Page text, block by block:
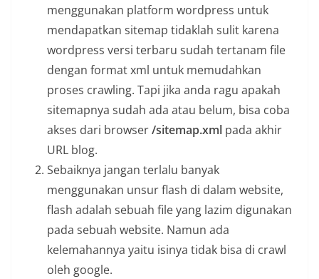
menggunakan platform wordpress untuk
mendapatkan sitemap tidaklah sulit karena
wordpress versi terbaru sudah tertanam file
dengan format xml untuk memudahkan
proses crawling. Tapi jika anda ragu apakah
sitemapnya sudah ada atau belum, bisa coba
akses dari browser/sitemap.xml pada akhir
URL blog.
Sebaiknya jangan terlalu banyak
menggunakan unsur flash di dalam website,
flash adalah sebuah file yang lazim digunakan
pada sebuah website. Namun ada
kelemahannya yaitu isinya tidak bisa di crawl
oleh google.